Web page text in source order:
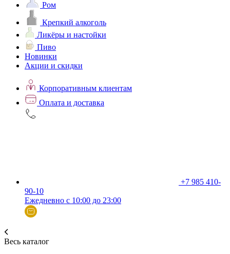
Ром
Крепкий алкоголь
Ликёры и настойки
Пиво
Новинки
Акции и скидки
Корпоративным клиентам
Оплата и доставка
+7 985 410-
90-10
Ежедневно с 10:00 до 23:00
Весь каталог